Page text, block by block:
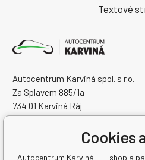
Autocentrum Karviná spol. s r.o.
Za Splavem 885/1a
734 01 Karviná Ráj
Česká Republika
Textové
Cookies
Autocentrum Karviná - E-shop a